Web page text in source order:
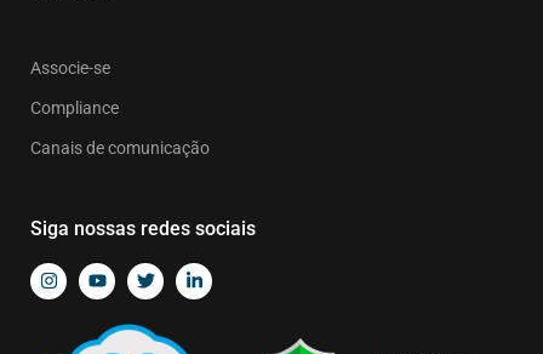
Associe-se
Compliance
Canais de comunicação
Siga nossas redes sociais